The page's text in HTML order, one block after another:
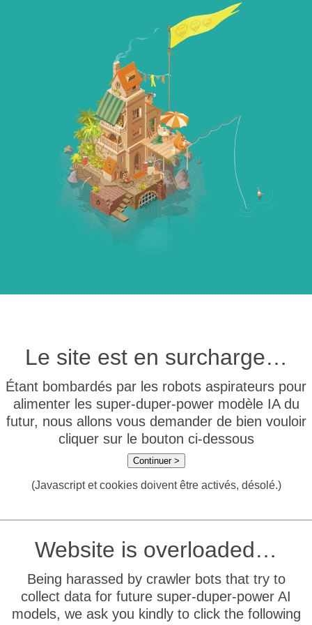
Le site est en surcharge…
Étant bombardés par les robots aspirateurs pour
alimenter les super-duper-power modèle IA du
futur, nous allons vous demander de bien vouloir
cliquer sur le bouton ci-dessous
Continuer >
(Javascript et cookies doivent être activés, désolé.)
Website is overloaded…
Being harassed by crawler bots that try to
collect data for future super-duper-power AI
models, we ask you kindly to click the following